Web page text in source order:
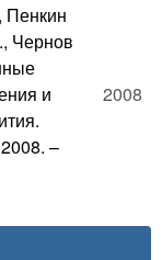
Пенкин
Чернов
и
–
2008